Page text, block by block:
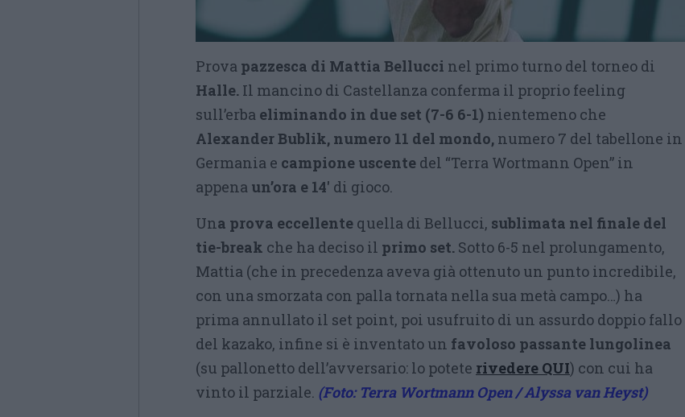
Prova pazzesca di Mattia Bellucci nel primo turno del torneo di
Halle. Il mancino di Castellanza conferma il proprio feeling
sull’erba eliminando in due set (7-6 6-1) nientemeno che
Alexander Bublik, numero 11 del mondo, numero 7 del tabellone in
Germania e campione uscente del “Terra Wortmann Open” in
appena un’ora e 14′ di gioco.
Una prova eccellente quella di Bellucci, sublimata nel finale del
tie-break che ha deciso il primo set. Sotto 6-5 nel prolungamento,
Mattia (che in precedenza aveva già ottenuto un punto incredibile,
con una smorzata con palla tornata nella sua metà campo…) ha
prima annullato il set point, poi usufruito di un assurdo doppio fallo
del kazako, infine si è inventato un favoloso passante lungolinea
(su pallonetto dell’avversario: lo potete rivedere QUI) con cui ha
vinto il parziale. (Foto: Terra Wortmann Open / Alyssa van Heyst)